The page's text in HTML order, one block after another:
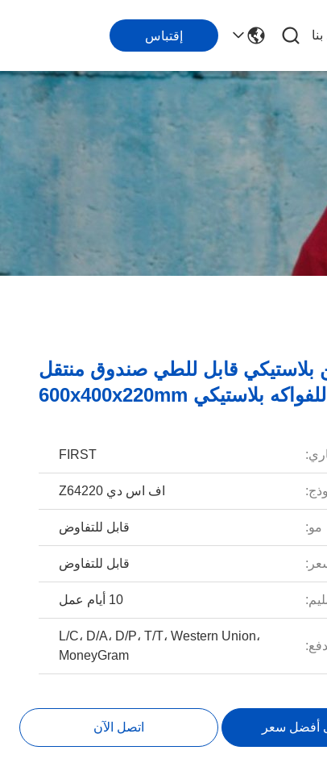
إقتباس
قابل للطي صندوق منتقل
للفواكه بلاستيكي 600x400x220mm
FIRST
اف اس دي Z64220
مو: قابل للتفاوض
قابل للتفاوض
10 أيام عمل
L/C، D/A، D/P، T/T، Western Union،
MoneyGram
أفضل سعر اتصل الآن